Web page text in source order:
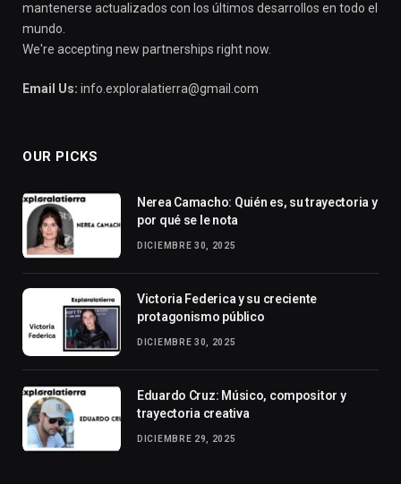
mantenerse actualizados con los últimos desarrollos en todo el
mundo.
We're accepting new partnerships right now.
Email Us: info.exploralatierra@gmail.com
OUR PICKS
Nerea Camacho: Quién es, su trayectoria y
por qué se le nota
DICIEMBRE 30, 2025
Victoria Federica y su creciente
protagonismo público
DICIEMBRE 30, 2025
Eduardo Cruz: Músico, compositor y
trayectoria creativa
DICIEMBRE 29, 2025